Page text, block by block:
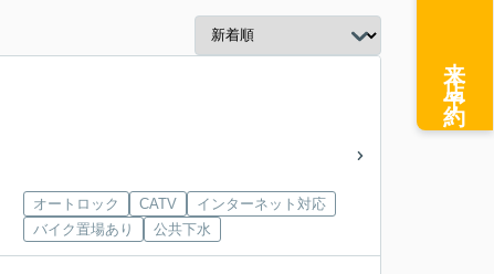
オートロック CATV
インターネット対応
バイク置場あり
公共下水
来店予約